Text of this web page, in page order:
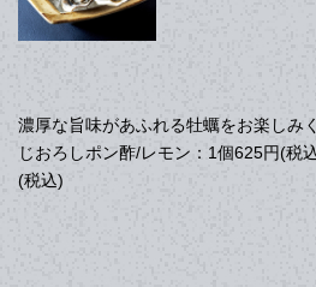
濃厚な旨味があふれる牡蠣をお楽しみ
じおろしポン酢/レモン：1個625円(
(税込)